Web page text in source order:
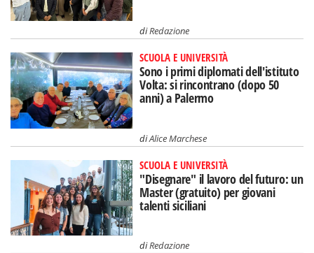
diRedazione
SCUOLA E UNIVERSITÀ
Sono i primi diplomati dell'istituto
Volta: si rincontrano (dopo 50
anni) a Palermo
diAlice Marchese
SCUOLA E UNIVERSITÀ
"Disegnare" il lavoro del futuro: un
Master (gratuito) per giovani
talenti siciliani
diRedazione